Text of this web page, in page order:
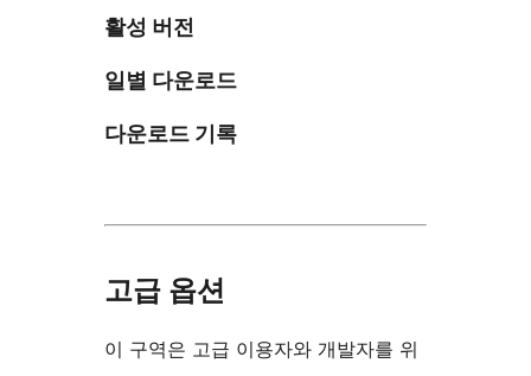
활성 버전
일별 다운로드
다운로드 기록
고급 옵션
이 구역은 고급 이용자와 개발자를 위